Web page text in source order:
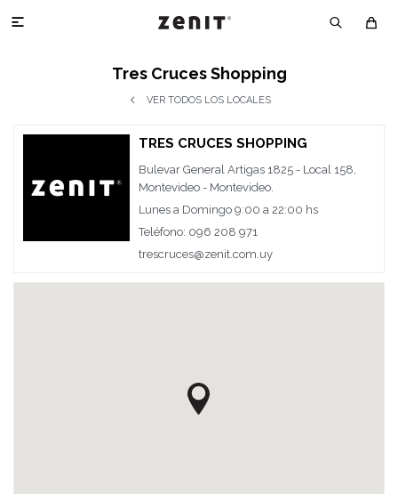

Tres Cruces Shopping
VER TODOS LOS LOCALES
TRES CRUCES SHOPPING
Bulevar General Artigas 1825 - Local 158,
Montevideo - Montevideo.
Lunes a Domingo 9:00 a 22:00 hs
Teléfono: 096 208 971
trescruces@zenit.com.uy